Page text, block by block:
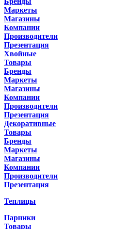
Маркеты
Магазины
Компании
Производители
Презентация
Хвойные
Товары
Бренды
Маркеты
Магазины
Компании
Производители
Презентация
Декоративные
Товары
Бренды
Маркеты
Магазины
Компании
Производители
Презентация
Теплицы
Парники
Товары